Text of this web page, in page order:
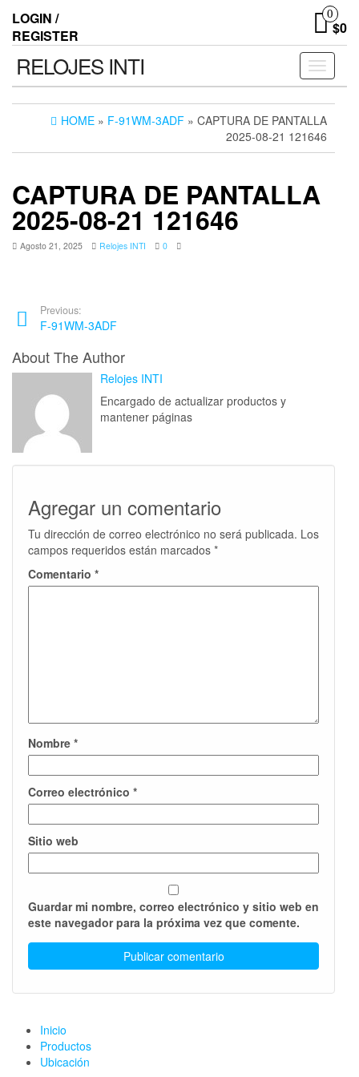
LOGIN /
REGISTER
0
$0
Toggle
RELOJES INTI
HOME » F-91WM-3ADF » CAPTURA DE PANTALLA
2025-08-21 121646
CAPTURA DE PANTALLA
2025-08-21 121646
Agosto 21, 2025 Relojes INTI 0
Previous:
F-91WM-3ADF
About The Author
Relojes INTI
Encargado de actualizar productos y
mantener páginas
Agregar un comentario
Tu dirección de correo electrónico no será publicada. Los
campos requeridos están marcados *
Comentario *
Nombre *
Correo electrónico *
Sitio web
Guardar mi nombre, correo electrónico y sitio web en
este navegador para la próxima vez que comente.
Inicio
Productos
Ubicación